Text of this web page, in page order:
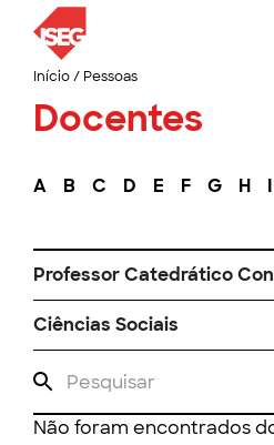
Início/ Pessoas
Docentes
A B C D E F G H I
Professor Catedrático
Ciências Sociais
Não foram encontrados